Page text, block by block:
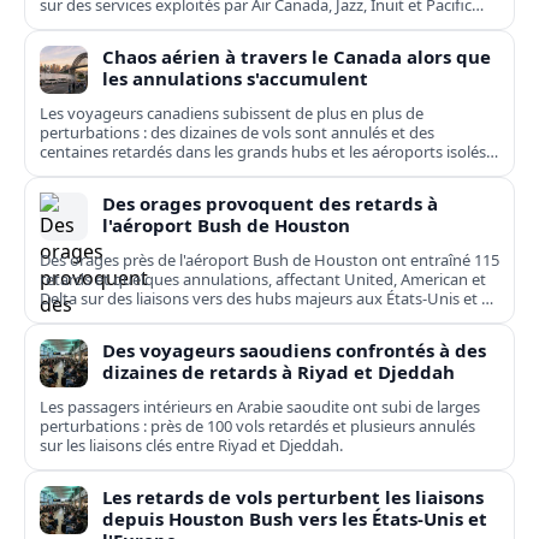
sur des services exploités par Air Canada, Jazz, Inuit et Pacific
Coastal.
Chaos aérien à travers le Canada alors que
les annulations s'accumulent
Les voyageurs canadiens subissent de plus en plus de
perturbations : des dizaines de vols sont annulés et des
centaines retardés dans les grands hubs et les aéroports isolés,
de Toronto à Kuujjuaq.
Des orages provoquent des retards à
l'aéroport Bush de Houston
Des orages près de l'aéroport Bush de Houston ont entraîné 115
retards et quelques annulations, affectant United, American et
Delta sur des liaisons vers des hubs majeurs aux États-Unis et en
Europe.
Des voyageurs saoudiens confrontés à des
dizaines de retards à Riyad et Djeddah
Les passagers intérieurs en Arabie saoudite ont subi de larges
perturbations : près de 100 vols retardés et plusieurs annulés
sur les liaisons clés entre Riyad et Djeddah.
Les retards de vols perturbent les liaisons
depuis Houston Bush vers les États-Unis et